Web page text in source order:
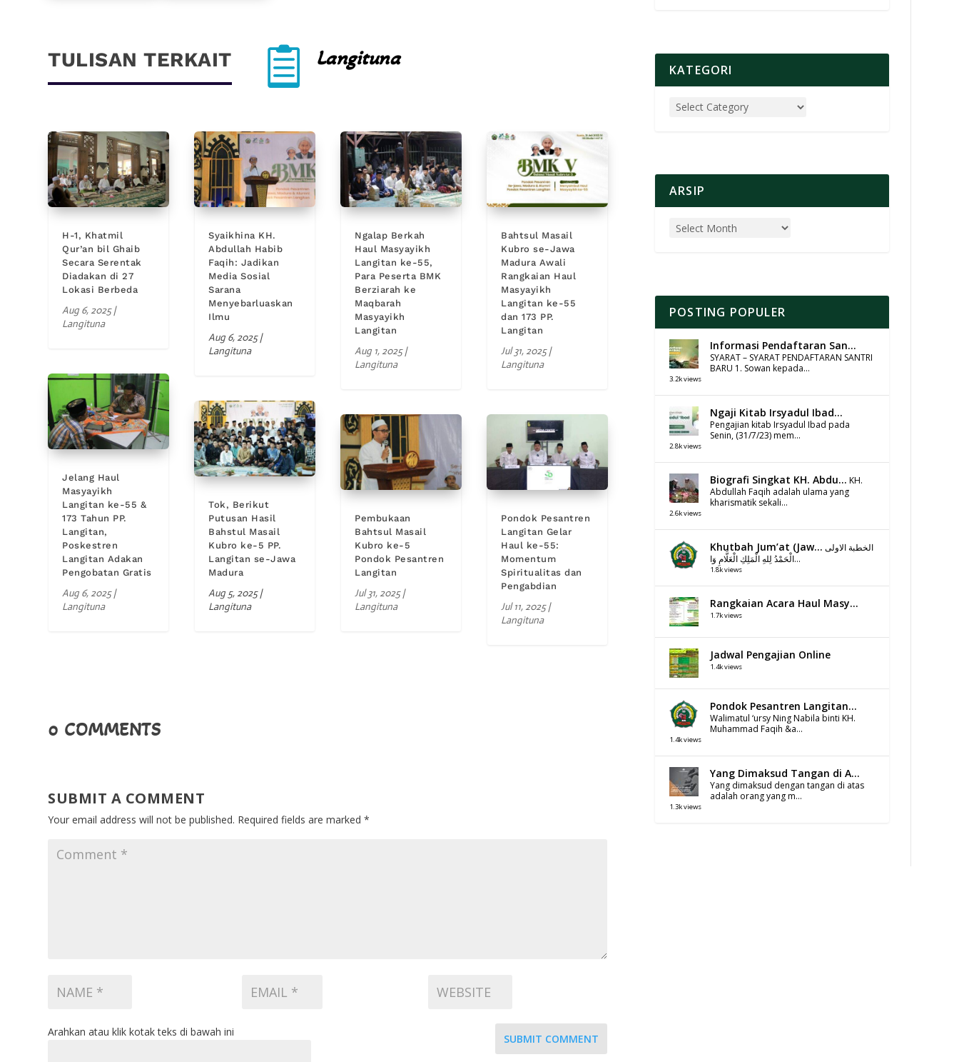
TULISAN TERKAIT  Langituna
H-1, Khatmil
Qur’an bil Ghaib
Secara Serentak
Diadakan di 27
Lokasi Berbeda
Aug 6, 2025|
Langituna
Jelang Haul
Masyayikh
Langitan ke-55 &
173 Tahun PP.
Langitan,
Poskestren
Langitan Adakan
Pengobatan Gratis
Aug 6, 2025|
Langituna
Syaikhina KH.
Abdullah Habib
Faqih: Jadikan
Media Sosial
Sarana
Menyebarluaskan
Ilmu
Aug 6, 2025|
Langituna
Tok, Berikut
Putusan Hasil
Bahstul Masail
Kubro ke-5 PP.
Langitan se-Jawa
Madura
Aug 5, 2025|
Langituna
Ngalap Berkah
Haul Masyayikh
Langitan ke-55,
Para Peserta BMK
Berziarah ke
Maqbarah
Masyayikh
Langitan
Aug 1, 2025|
Langituna
Pembukaan
Bahtsul Masail
Kubro ke-5
Pondok Pesantren
Langitan
Jul 31, 2025|
Langituna
Bahtsul Masail
Kubro se-Jawa
Madura Awali
Rangkaian Haul
Masyayikh
Langitan ke-55
dan 173 PP.
Langitan
Jul 31, 2025|
Langituna
Pondok Pesantren
Langitan Gelar
Haul ke-55:
Momentum
Spiritualitas dan
Pengabdian
Jul 11, 2025|
Langituna
0 COMMENTS
SUBMIT A COMMENT
Your email address will not be published. Required fields are marked*
SUBMIT COMMENT
Arahkan atau klik kotak teks di bawah ini
KATEGORI
ARSIP
POSTING POPULER
Informasi Pendaftaran San...
SYARAT – SYARAT PENDAFTARAN SANTRI
BARU 1. Sowan kepada...
3.2k views
Ngaji Kitab Irsyadul Ibad...
Pengajian kitab Irsyadul Ibad pada
Senin, (31/7/23) mem...
2.8k views
Biografi Singkat KH. Abdu... KH.
Abdullah Faqih adalah ulama yang
kharismatik sekali...
2.6k views
Khutbah Jum’at (Jaw... الخطبة الاولى
الْحَمْدُ لِلهِ الْمَلِكِ الْعَلَّامِ وَا...
1.8k views
Rangkaian Acara Haul Masy...
1.7k views
Jadwal Pengajian Online
1.4k views
Pondok Pesantren Langitan...
Walimatul ‘ursy Ning Nabila binti KH.
Muhammad Faqih &a...
1.4k views
Yang Dimaksud Tangan di A...
Yang dimaksud dengan tangan di atas
adalah orang yang m...
1.3k views